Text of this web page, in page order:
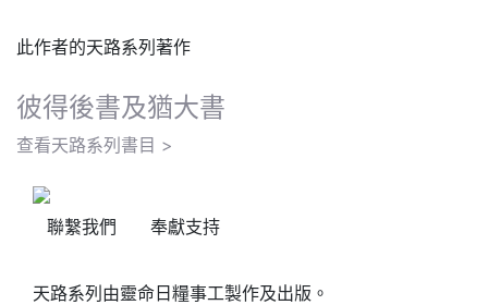
此作者的天路系列著作
彼得後書及猶大書
查看天路系列書目 >
聯繫我們 奉獻支持
天路系列由靈命日糧事工製作及出版。